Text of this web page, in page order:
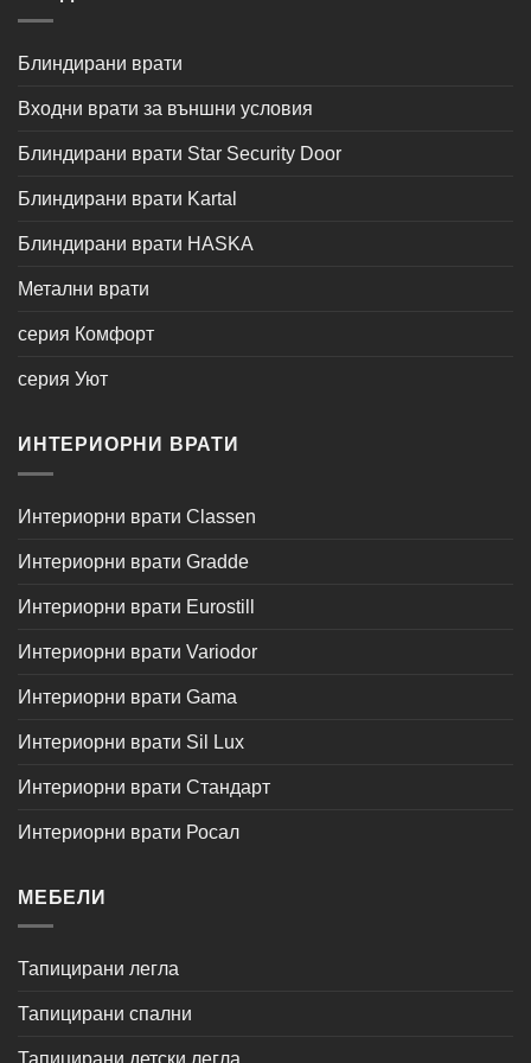
Блиндирани врати
Входни врати за външни условия
Блиндирани врати Star Security Door
Блиндирани врати Kartal
Блиндирани врати HASKA
Метални врати
серия Комфорт
серия Уют
ИНТЕРИОРНИ ВРАТИ
Интериорни врати Classen
Интериорни врати Gradde
Интериорни врати Eurostill
Интериорни врати Variodor
Интериорни врати Gama
Интериорни врати Sil Lux
Интериорни врати Стандарт
Интериорни врати Росал
МЕБЕЛИ
Тапицирани легла
Тапицирани спални